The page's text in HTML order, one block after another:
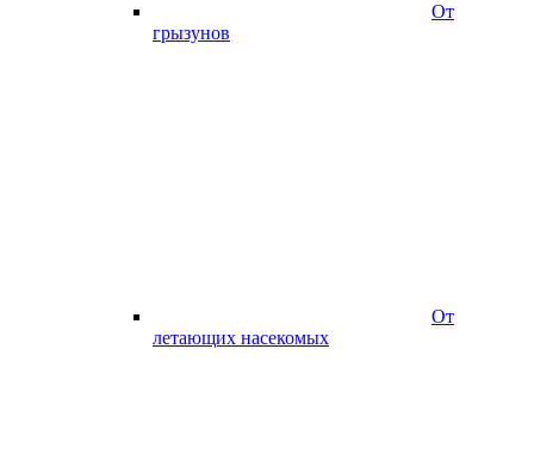
От
грызунов
От
летающих насекомых